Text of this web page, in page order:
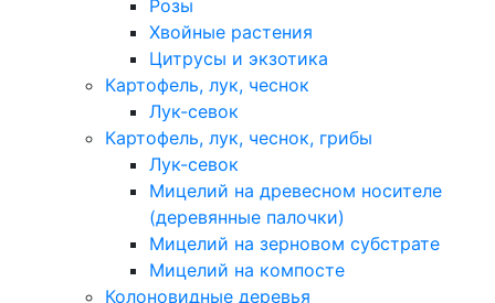
Розы
Хвойные растения
Цитрусы и экзотика
Картофель, лук, чеснок
Лук-севок
Картофель, лук, чеснок, грибы
Лук-севок
Мицелий на древесном носителе
(деревянные палочки)
Мицелий на зерновом субстрате
Мицелий на компосте
Колоновидные деревья